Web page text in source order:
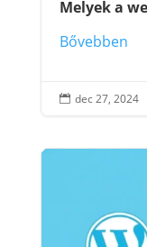
Melyek a
Bővebben
 dec 27, 2024